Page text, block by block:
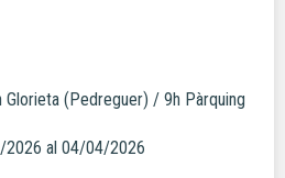
Glorieta (Pedreguer) / 9h Pàrquing
2026 al 04/04/2026